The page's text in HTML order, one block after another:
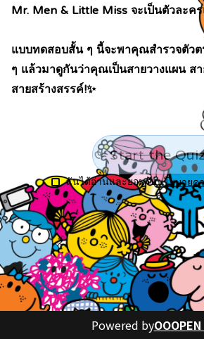
Mr. Men & Little Miss จะเป็นตัวละค
แบบทดสอบสั้น ๆ นี้จะพาคุณสำรวจตัว
ๆ แล้วมาดูกันว่าคุณเป็นสายวางแผน ส
สายสร้างสรรค์!✨
Start the
ฉันได้อ่านและยอมรับนโยบายค
Powered by